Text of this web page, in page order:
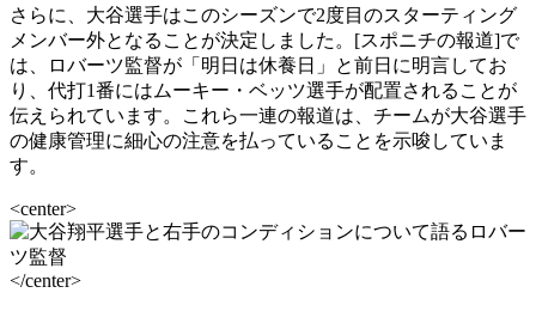
さらに、大谷選手はこのシーズンで2度目のスターティング
メンバー外となることが決定しました。[スポニチの報道]で
は、ロバーツ監督が「明日は休養日」と前日に明言してお
り、代打1番にはムーキー・ベッツ選手が配置されることが
伝えられています。これら一連の報道は、チームが大谷選手
の健康管理に細心の注意を払っていることを示唆していま
す。
<center>
</center>